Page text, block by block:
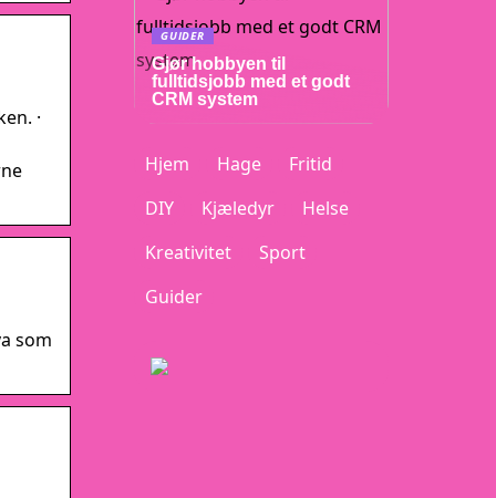
·
som
GUIDER
Gjør hobbyen til
fulltidsjobb med et godt
CRM system
Hjem Hage
Fritid
DIY
Kjæledyr
Helse
Kreativitet
Sport
Guider